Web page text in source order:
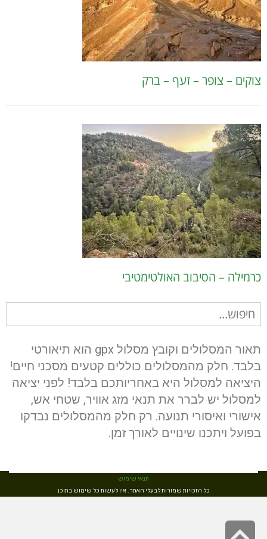
צוקים – צופר – זעף – ברק
כרמילה – הסיבוב האולטימטיבי
חיפוש
עבור:
תאור המסלולים וקובץ מסלול gpx הוא תיאורטי
בלבד. חלק מהמסלולים כוללים קטעים מסכני חיים!
היציאה למסלול היא באחריותכם בלבד! לפני יציאה
למסלול יש לברר את תנאי מזג אוויר, שטחי אש,
אישורי ואיסורי תנועה. רק חלק מהמסלולים נבדקו
בפועל ויתכנו שינויים לאורך זמן.
תנאי שימוש
כל הזכויות שמורות לבעלי האתר. אין לעשות כל שימוש בתוכן